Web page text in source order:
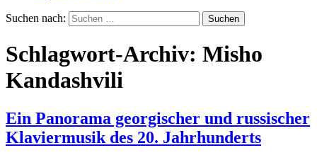
Suchen nach:
Schlagwort-Archiv: Misho
Kandashvili
Ein Panorama georgischer und russischer
Klaviermusik des 20. Jahrhunderts